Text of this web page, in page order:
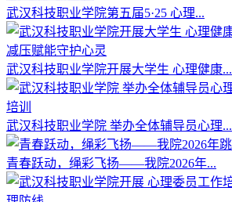
武汉科技职业学院第五届5·25 心理...
武汉科技职业学院开展大学生 心理健康...
武汉科技职业学院 举办全体辅导员心理...
青春跃动，绳彩飞扬——我院2026年...